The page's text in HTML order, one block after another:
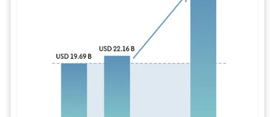
Bild © Mordor Intelligence.